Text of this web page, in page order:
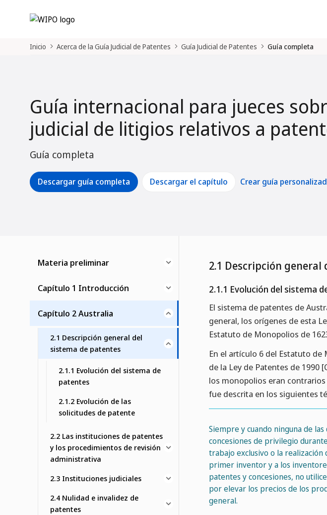
Inicio Acerca de la Guía Judicial de Patentes Guía Judicial de Patentes Guía completa
Guía internacional para jueces
judicial de litigios relativos a
Guía completa
Descargar guía completa Descargar el capítulo Crear guía
Materia preliminar
Capítulo 1 Introducción
Capítulo 2 Australia
2.1 Descripción general del
sistema de patentes
2.1.1 Evolución del sistema de
patentes
2.1.2 Evolución de las
solicitudes de patente
2.2 Las instituciones de patentes
y los procedimientos de revisión
administrativa
2.3 Instituciones judiciales
2.4 Nulidad e invalidez de
patentes
2.1 Descripción
2.1.1 Evolución del sistema
El sistema de patentes de
general, los orígenes de esta
Estatuto de Monopolios de
En el artículo 6 del Estatuto de
de la Ley de Patentes de 1990
los monopolios eran
fue descrita en los siguientes
Siempre y cuando ninguna de
concesiones de privilegio
trabajo exclusivo o la
primer inventor y a los
patentes y concesiones, no
por elevar los precios de los
general.